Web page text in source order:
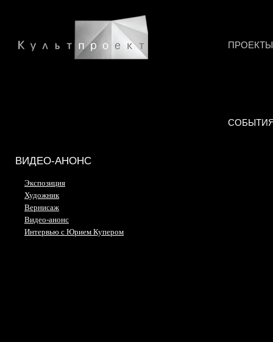
ПРОЕКТЫ
ВИДЕО-АНОНС
Экспозиция
Художник
Вернисаж
Видео-анонс
Интервью с Юрием Купером